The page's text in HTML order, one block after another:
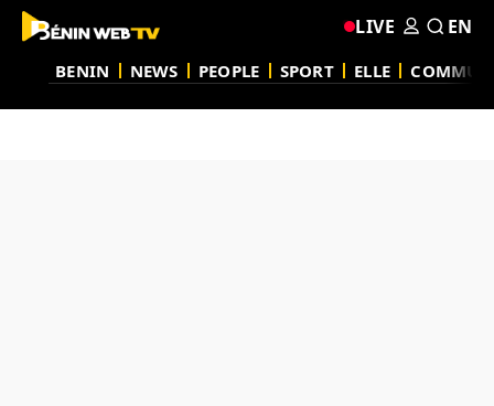
BENIN NEWS PEOPLE SPORT ELLE
LIVE EN